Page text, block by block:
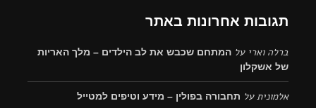
תגובות אחרונות באתר
ברלה וארי על המתחם שכבש את לב הילדים – מלך האריות
של אשקלון
אלמוניתעל תחבורה בפולין – מידע וטיפים למטייל